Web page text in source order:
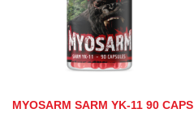
MYOSARM SARM YK-11 90 CAPS